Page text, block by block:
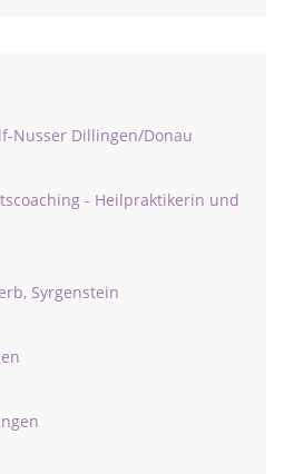
Nusser Dillingen/Donau
- Heilpraktikerin und
Syrgenstein